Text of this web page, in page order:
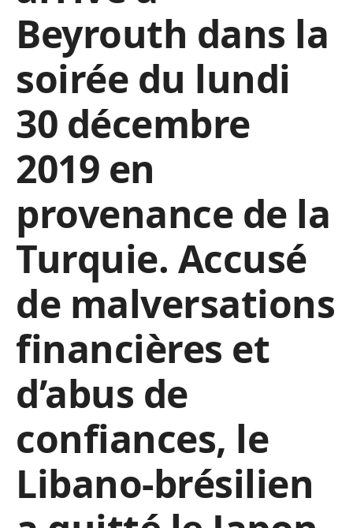
Beyrouth dans la
soirée du lundi
30 décembre
2019 en
provenance de la
Turquie. Accusé
de malversations
financières et
d’abus de
confiances, le
Libano-brésilien